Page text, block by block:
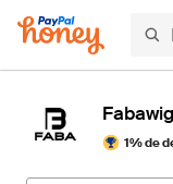
1% de